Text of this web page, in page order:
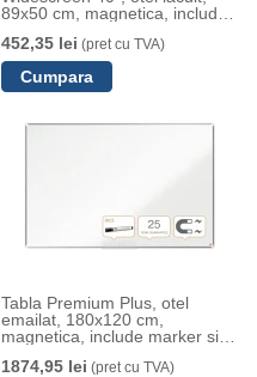
89x50 cm, magnetica, include
452,35 lei (pret cu TVA)
Tabla Premium Plus, otel
emailat, 180x120 cm,
magnetica, include marker si
1874,95 lei (pret cu TVA)